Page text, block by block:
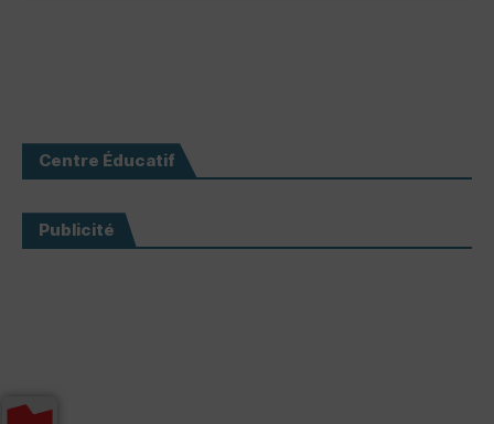
Centre Éducatif
Publicité